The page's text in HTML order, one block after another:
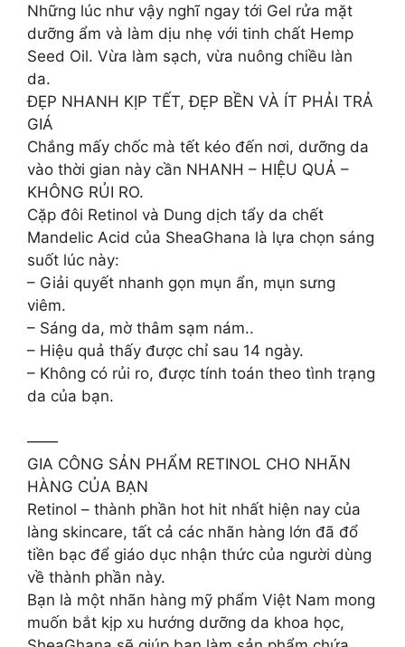
Những lúc như vậy nghĩ ngay tới Gel rửa mặt
dưỡng ẩm và làm dịu nhẹ với tinh chất Hemp
Seed Oil. Vừa làm sạch, vừa nuông chiều làn
da.
ĐẸP NHANH KỊP TẾT, ĐẸP BỀN VÀ ÍT PHẢI TRẢ
GIÁ
Chắng mấy chốc mà tết kéo đến nơi, dưỡng da
vào thời gian này cần NHANH – HIỆU QUẢ –
KHÔNG RỦI RO.
Cặp đôi Retinol và Dung dịch tẩy da chết
Mandelic Acid của SheaGhana là lựa chọn sáng
suốt lúc này:
– Giải quyết nhanh gọn mụn ẩn, mụn sưng
viêm.
– Sáng da, mờ thâm sạm nám..
– Hiệu quả thấy được chỉ sau 14 ngày.
– Không có rủi ro, được tính toán theo tình trạng
da của bạn.
——
GIA CÔNG SẢN PHẨM RETINOL CHO NHÃN
HÀNG CỦA BẠN
Retinol – thành phần hot hit nhất hiện nay của
làng skincare, tất cả các nhãn hàng lớn đã đổ
tiền bạc để giáo dục nhận thức của người dùng
về thành phần này.
Bạn là một nhãn hàng mỹ phẩm Việt Nam mong
muốn bắt kịp xu hướng dưỡng da khoa học,